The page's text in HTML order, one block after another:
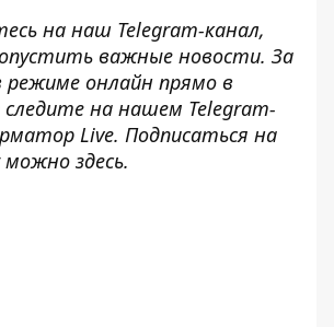
на наш Telegram-канал,
важные новости. За
онлайн прямо в
следите на нашем Telegram-
Live. Подписаться на
можно здесь.